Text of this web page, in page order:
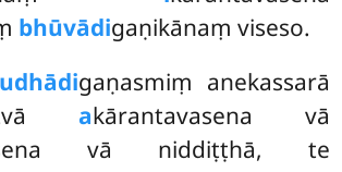
bhūvādigaṇikānaṃ viseso.
gaṇasmiṃ anekassarā
akārantavasena vā
vā niddiṭṭhā, te